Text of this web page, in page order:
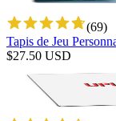
(69)
Tapis de Jeu
$27.50 USD